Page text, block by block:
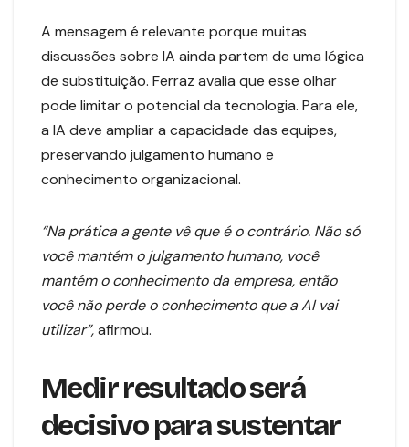
A mensagem é relevante porque muitas
discussões sobre IA ainda partem de uma lógica
de substituição. Ferraz avalia que esse olhar
pode limitar o potencial da tecnologia. Para ele,
a IA deve ampliar a capacidade das equipes,
preservando julgamento humano e
conhecimento organizacional.
“Na prática a gente vê que é o contrário. Não só
você mantém o julgamento humano, você
mantém o conhecimento da empresa, então
você não perde o conhecimento que a AI vai
utilizar”,afirmou.
Medir resultado será
decisivo para sustentar